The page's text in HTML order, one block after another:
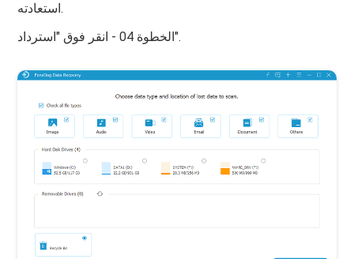
استعادته.
الخطوة 04 - انقر فوق "استرداد".